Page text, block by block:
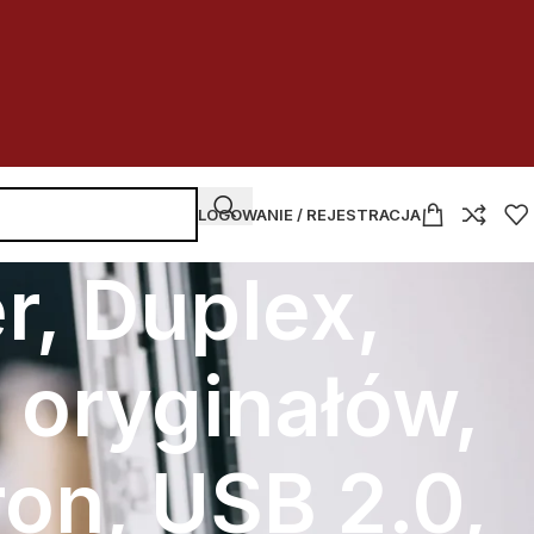
LOGOWANIE / REJESTRACJA
Duplex,
USB 2.0,